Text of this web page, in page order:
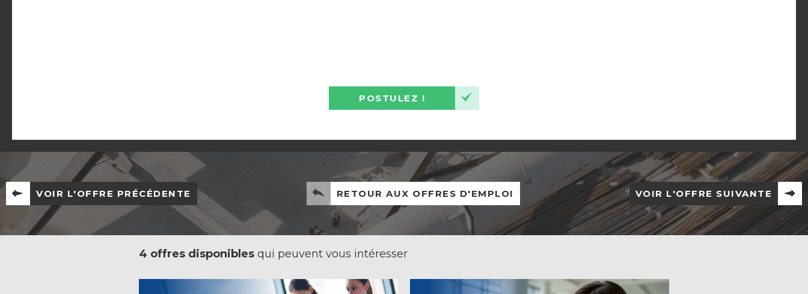
POSTULEZ !
VOIR L'OFFRE PRÉCÉDENTE RETOUR AUX OFFRES D'EMPLOI VOIR L'OFFRE SUIVANTE
4 offres disponiblesqui peuvent vous intéresser